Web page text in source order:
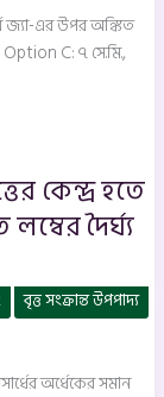
জ্যা-এর উপর অঙ্কিত
Option C: ৭ সে.মি.,
কেন্দ্র হতে
দৈর্ঘ্য
বৃত্ত সংক্রান্ত উপপাদ্য
অর্ধেকের সমান